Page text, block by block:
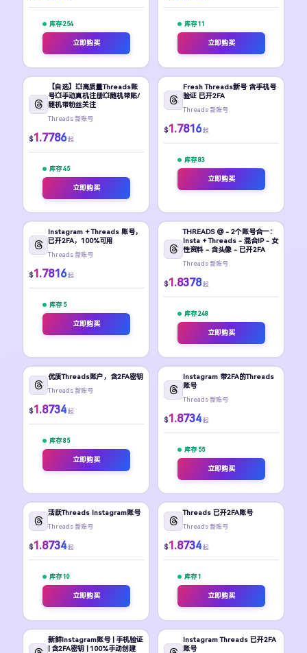
库存 254
立即购买
库存 11
立即购买
【自选】💥高质量Threads账
号💥手动真机注册💥随机带贴/
随机带粉丝关注
Threads 新账号
$1.7786 起
库存 45
立即购买
Fresh Threads新号 含手机号
验证 已开2FA
Threads 新账号
$1.7816 起
库存 83
立即购买
Instagram + Threads 账号，
已开2FA，100%可用
Threads 新账号
$1.7816 起
库存 5
立即购买
THREADS @ - 2个账号合一：
Insta + Threads - 混合IP - 女
性资料 - 含头像 - 已开2FA
Threads 新账号
$1.8378 起
库存 248
立即购买
优质Threads账户，含2FA密钥
Threads 新账号
$1.8734 起
库存 85
立即购买
Instagram 带2FA的Threads
账号
Threads 新账号
$1.8734 起
库存 55
立即购买
活跃Threads Instagram账号
Threads 新账号
$1.8734 起
库存 10
立即购买
Threads 已开2FA账号
Threads 新账号
$1.8734 起
库存 1
立即购买
新鲜Instagram账号 | 手机验证
| 含2FA密钥 | 100%手动创建
Instagram Threads 已开2FA
账号